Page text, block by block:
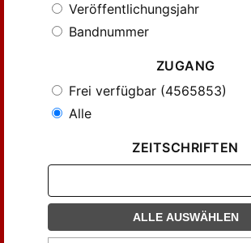
Veröffentlichungsjahr
Bandnummer
ZUGANG
Frei verfügbar (4565853)
Alle
ZEITSCHRIFTEN
ALLE AUSWÄHLEN